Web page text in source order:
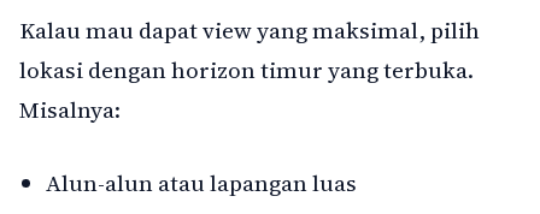
Kalau mau dapat view yang maksimal, pilih
lokasi dengan horizon timur yang terbuka.
Misalnya:
Alun-alun atau lapangan luas